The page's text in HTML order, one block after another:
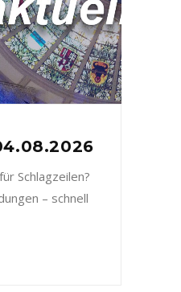
Schlagzeilen?
– schnell